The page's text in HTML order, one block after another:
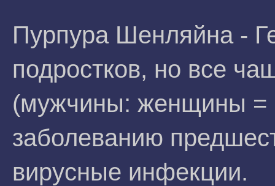
Пурпура Шенляйна -
подростков, но все
(мужчины: женщины =
заболеванию
вирусные инфекции.